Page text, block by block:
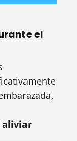
el
aliviar